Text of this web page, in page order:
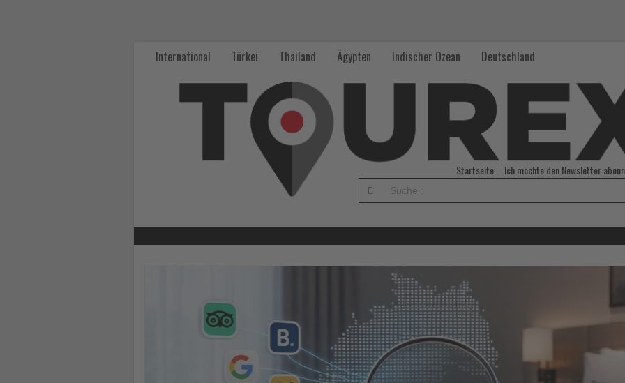
International Türkei Thailand Ägypten Indischer Ozean Deutschland
Startseite Ich möchte den Newsletter